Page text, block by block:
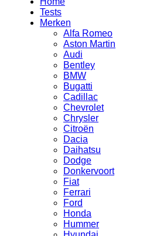
Tests
Merken
Alfa Romeo
Aston Martin
Audi
Bentley
BMW
Bugatti
Cadillac
Chevrolet
Chrysler
Citroën
Dacia
Daihatsu
Dodge
Donkervoort
Fiat
Ferrari
Ford
Honda
Hummer